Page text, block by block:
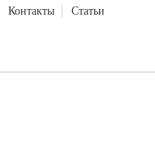
Контакты Статьи